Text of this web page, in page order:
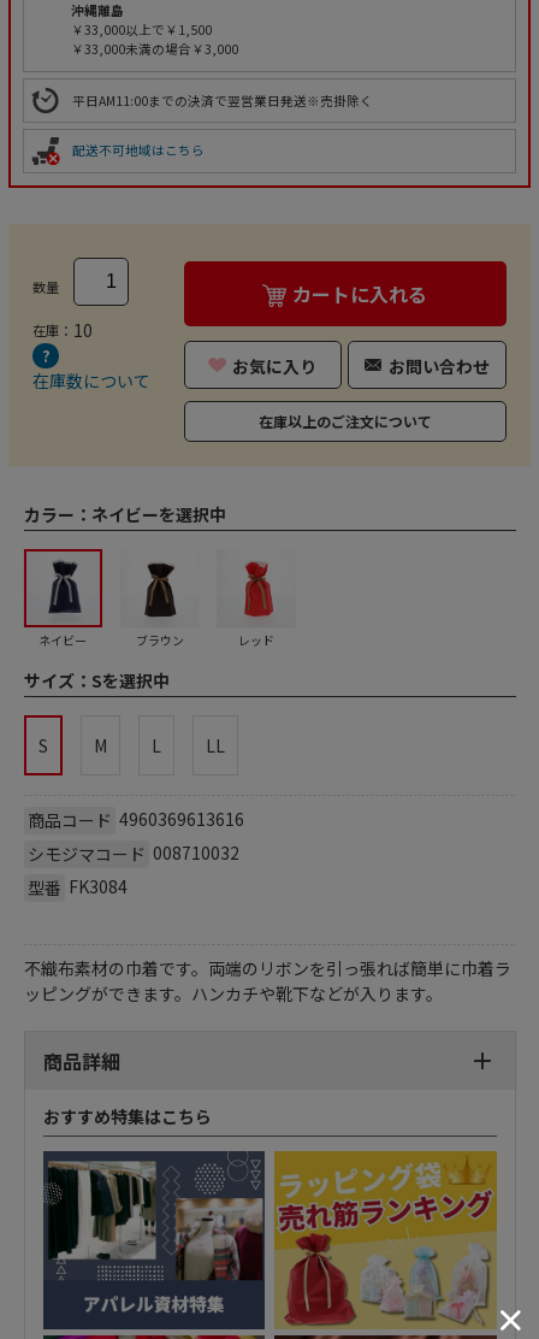
沖縄離島
￥33,000以上で￥1,500
￥33,000未満の場合￥3,000
平日AM11:00までの決済で翌営業日発送※売掛除く
配送不可地域はこちら
数量
在庫： 10
在庫数について
カートに入れる
お気に入り お問い合わせ
在庫以上のご注文について
カラー： ネイビーを選択中
ネイビー ブラウン レッド
サイズ： Sを選択中
S M L LL
商品コード 4960369613616
シモジマコード 008710032
型番 FK3084
不織布素材の巾着です。両端のリボンを引っ張れば簡単に巾着ラ
ッピングができます。ハンカチや靴下などが入ります。
商品詳細
おすすめ特集はこちら